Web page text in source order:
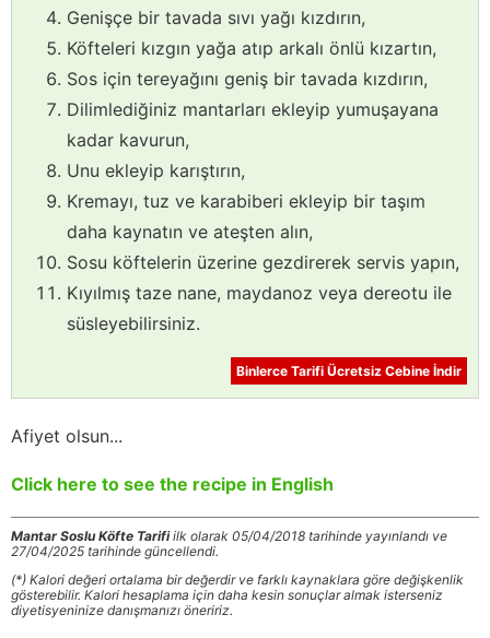
Genişçe bir tavada sıvı yağı kızdırın,
Köfteleri kızgın yağa atıp arkalı önlü kızartın,
Sos için tereyağını geniş bir tavada kızdırın,
Dilimlediğiniz mantarları ekleyip yumuşayana
kadar kavurun,
Unu ekleyip karıştırın,
Kremayı, tuz ve karabiberi ekleyip bir taşım
daha kaynatın ve ateşten alın,
Sosu köftelerin üzerine gezdirerek servis yapın,
Kıyılmış taze nane, maydanoz veya dereotu ile
süsleyebilirsiniz.
Binlerce Tarifi Ücretsiz Cebine İndir
Afiyet olsun...
Click here to see the recipe in English
Mantar Soslu Köfte Tarifiilk olarak 05/04/2018 tarihinde yayınlandı ve
27/04/2025 tarihinde güncellendi.
(*) Kalori değeri ortalama bir değerdir ve farklı kaynaklara göre değişkenlik
gösterebilir. Kalori hesaplama için daha kesin sonuçlar almak isterseniz
diyetisyeninize danışmanızı öneririz.